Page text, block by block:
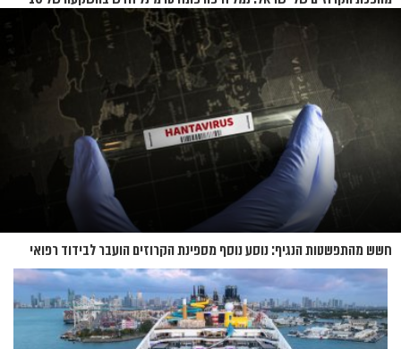
חשש מהתפשטות הנגיף: נוסע נוסף מספינת הקרוזים הועבר לבידוד רפואי
בנברסקה